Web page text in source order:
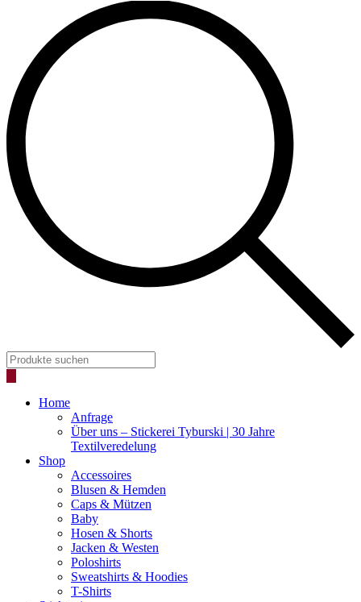
Products
search
Home
Anfrage
Über uns – Stickerei Tyburski | 30 Jahre
Textilveredelung
Shop
Accessoires
Blusen & Hemden
Caps & Mützen
Baby
Hosen & Shorts
Jacken & Westen
Poloshirts
Sweatshirts & Hoodies
T-Shirts